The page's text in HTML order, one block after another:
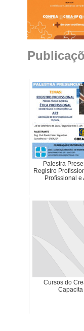
Palestra
Registro
Profissional e
Cursos do
Capacita